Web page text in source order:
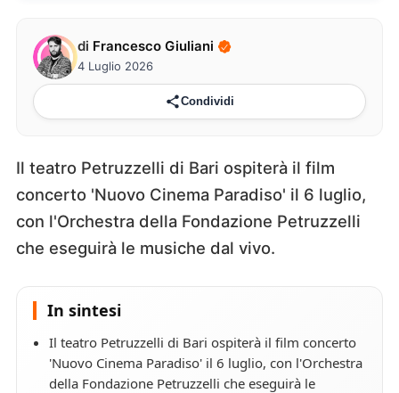
di Francesco Giuliani
4 Luglio 2026
Condividi
Il teatro Petruzzelli di Bari ospiterà il film
concerto 'Nuovo Cinema Paradiso' il 6 luglio,
con l'Orchestra della Fondazione Petruzzelli
che eseguirà le musiche dal vivo.
In sintesi
Il teatro Petruzzelli di Bari ospiterà il film concerto
'Nuovo Cinema Paradiso' il 6 luglio, con l'Orchestra
della Fondazione Petruzzelli che eseguirà le